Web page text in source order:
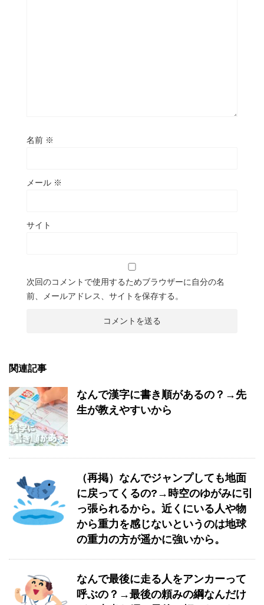
名前 ※
メール ※
サイト
次回のコメントで使用するためブラウザーに自分の名
前、メールアドレス、サイトを保存する。
関連記事
なんで漢字に書き順があるの？→先
生が教えやすいから
（再掲）なんでジャンプしても地面
に戻ってくるの?→時空のゆがみに引
っ張られるから。近くにいる人や物
から重力を感じないというのは地球
の重力の方が遥かに強いから。
なんで最後に走る人をアンカーって
呼ぶの？→最後の頼みの綱なんだけ